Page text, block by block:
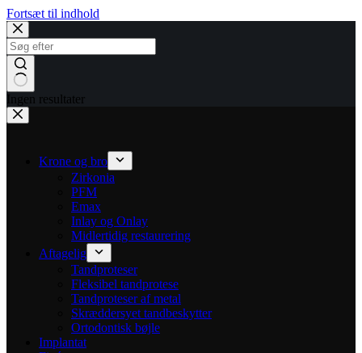
Fortsæt til indhold
Ingen resultater
Krone og bro
Zirkonia
PFM
Emax
Inlay og Onlay
Midlertidig restaurering
Aftagelig
Tandproteser
Fleksibel tandprotese
Tandproteser af metal
Skræddersyet tandbeskytter
Ortodontisk bøjle
Implantat